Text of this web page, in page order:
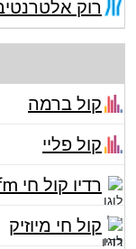
רוק אלטרנטיבי
קול ברמה
קול פליי
רדיו קול חי 93fm
קול חי מיוזיק